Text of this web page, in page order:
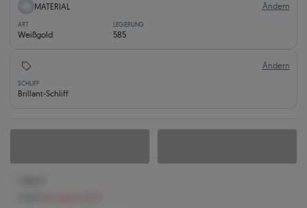
MATERIAL Ändern
ART
Weißgold
LEGIERUNG
585
Ändern
SCHLIFF
Brillant-Schliff